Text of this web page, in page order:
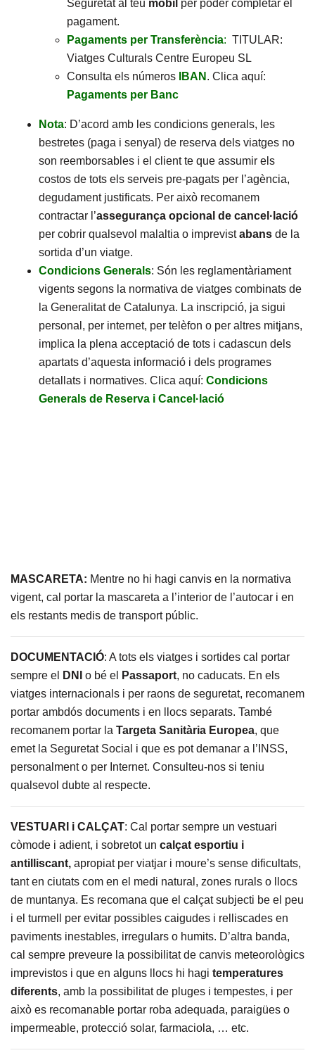
Seguretat al teu mòbil per poder completar el
pagament.
Pagaments per Transferència: TITULAR:
Viatges Culturals Centre Europeu SL
Consulta els números
IBAN . Clica aquí:
Pagaments per Banc
Nota: D’acord amb les condicions generals, les
bestretes (paga i senyal) de reserva dels viatges no
son reemborsables i el client te que assumir els
costos de tots els serveis pre-pagats per l’agència,
degudament justificats. Per això recomanem
contractar l’assegurança opcional de cancel·lació
per cobrir qualsevol malaltia o imprevistabans de la
sortida d’un viatge.
Condicions Generals: Són les reglamentàriament
vigents segons la normativa de viatges combinats de
la Generalitat de Catalunya. La inscripció, ja sigui
personal, per internet, per telèfon o per altres mitjans,
implica la plena acceptació de tots i cadascun dels
apartats d’aquesta informació i dels programes
detallats i normatives. Clica aquí: Condicions
Generals de Reserva i Cancel·lació
MASCARETA: Mentre no hi hagi canvis en la normativa
vigent, cal portar la mascareta a l’interior de l’autocar i en
els restants medis de transport públic.
DOCUMENTACIÓ: A tots els viatges i sortides cal portar
sempre el
DNI o bé el Passaport, no caducats. En els
viatges internacionals i per raons de seguretat, recomanem
portar ambdós documents i en llocs separats. També
recomanem portar la Targeta Sanitària Europea, que
emet la Seguretat Social i que es pot demanar a l’INSS,
personalment o per Internet. Consulteu-nos si teniu
qualsevol dubte al respecte.
VESTUARI i CALÇAT: Cal portar sempre un vestuari
còmode i adient, i sobretot un calçat esportiu i
antilliscant, apropiat per viatjar i moure’s sense dificultats,
tant en ciutats com en el medi natural, zones rurals o llocs
de muntanya. Es recomana que el calçat subjecti be el peu
i el turmell per evitar possibles caigudes i relliscades en
paviments inestables, irregulars o humits. D’altra banda,
cal sempre preveure la possibilitat de canvis meteorològics
imprevistos i que en alguns llocs hi hagi temperatures
diferents, amb la possibilitat de pluges i tempestes, i per
això es recomanable portar roba adequada, paraigües o
impermeable, protecció solar, farmaciola, … etc.